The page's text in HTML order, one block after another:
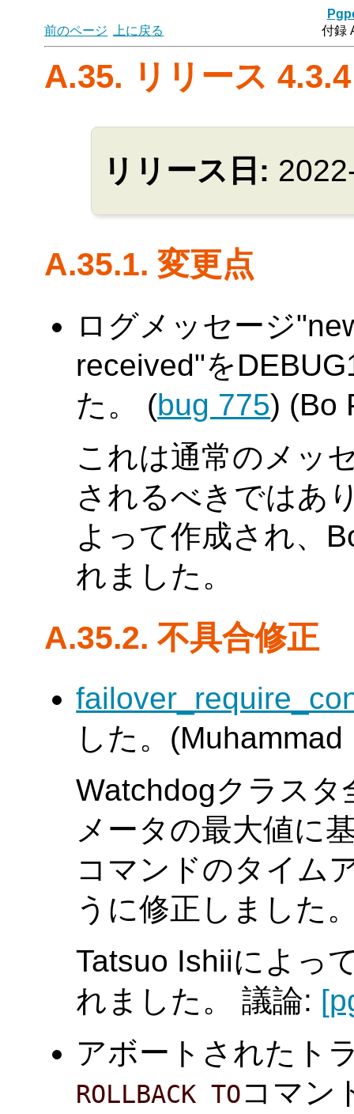
前のページ
上に戻る 付録
A.35. リリース 4.3.4
リリース日:
A.35.1. 変更点
ログメッセージ
received"を
た。 (bug 775) (Bo
これは通常のメッ
されるべきではあ
よって作成され、
れました。
A.35.2. 不具合修正
した。(Muhammad
Watchdogクラス
メータの最大値に
コマンドのタイム
うに修正しました
Tatsuo Ishiiによっ
れました。 議論:
アボートされたト
ROLLBACK TOコマン